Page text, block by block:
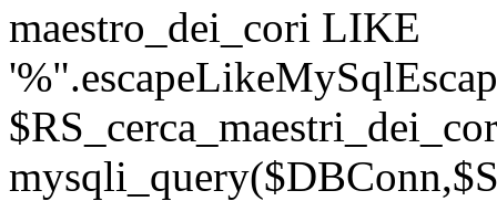
maestro_dei_cori LIKE